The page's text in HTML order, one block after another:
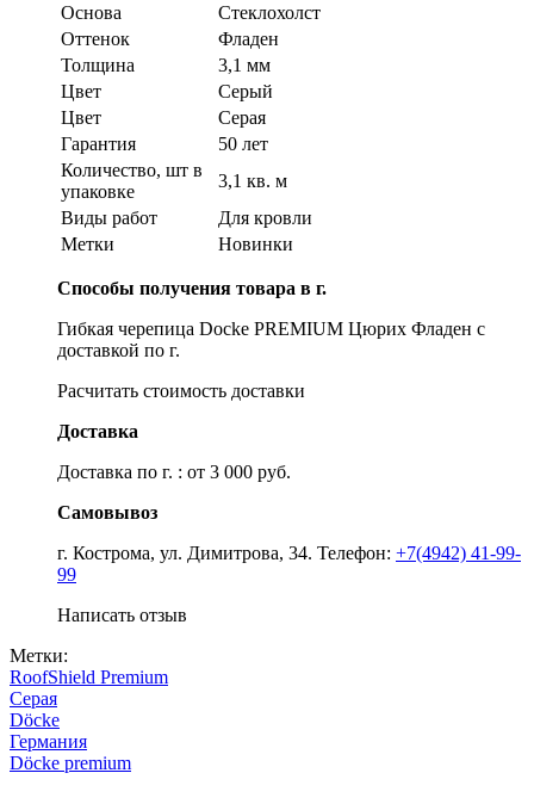
Основа
Стеклохолст
Оттенок
Фладен
Толщина
3,1 мм
Цвет
Серый
Цвет
Серая
Гарантия
50 лет
Количество, шт в
упаковке
3,1 кв. м
Виды работ
Для кровли
Метки
Новинки
Способы получения товара в г.
Гибкая черепица Docke PREMIUM Цюрих Фладен с
доставкой по г.
Расчитать стоимость доставки
Доставка
Доставка по г. : от 3 000 руб.
Самовывоз
г. Кострома, ул. Димитрова, 34. Телефон: +7(4942) 41-99-
99
Написать отзыв
Метки:
RoofShield Premium
Серая
Döcke
Германия
Döcke premium